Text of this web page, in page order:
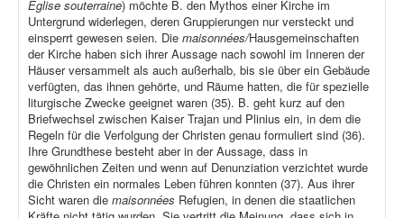
Église souterraine) möchte B. den Mythos einer Kirche im
Untergrund widerlegen, deren Gruppierungen nur versteckt und
einsperrt gewesen seien. Die maisonnées/Hausgemeinschaften
der Kirche haben sich ihrer Aussage nach sowohl im Inneren der
Häuser versammelt als auch außerhalb, bis sie über ein Gebäude
verfügten, das ihnen gehörte, und Räume hatten, die für spezielle
liturgische Zwecke geeignet waren (35). B. geht kurz auf den
Briefwechsel zwischen Kaiser Trajan und Plinius ein, in dem die
Regeln für die Verfolgung der Christen genau formuliert sind (36).
Ihre Grundthese besteht aber in der Aussage, dass in
gewöhnlichen Zeiten und wenn auf Denunziation verzichtet wurde
die Christen ein normales Leben führen konnten (37). Aus ihrer
Sicht waren die maisonnées Refugien, in denen die staatlichen